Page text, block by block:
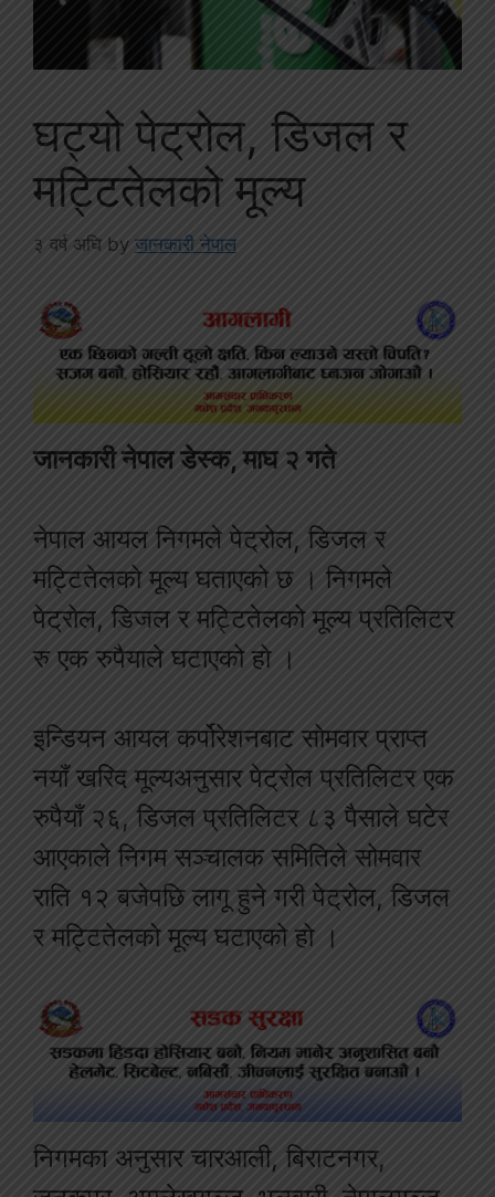
घट्यो पेट्रोल, डिजल र
मट्टितेलको मूल्य
३ वर्ष अघि by जानकारी नेपाल
जानकारी नेपाल डेस्क, माघ २ गते
नेपाल आयल निगमले पेट्रोल, डिजल र
मट्टितेलको मूल्य घताएको छ । निगमले
पेट्रोल, डिजल र मट्टितेलको मूल्य प्रतिलिटर
रु एक रुपैयाले घटाएको हो ।
इन्डियन आयल कर्पोरेशनबाट सोमवार प्राप्त
नयाँ खरिद मूल्यअनुसार पेट्रोल प्रतिलिटर एक
रुपैयाँ २६, डिजल प्रतिलिटर ८३ पैसाले घटेर
आएकाले निगम सञ्चालक समितिले सोमवार
राति १२ बजेपछि लागू हुने गरी पेट्रोल, डिजल
र मट्टितेलको मूल्य घटाएको हो ।
निगमका अनुसार चारआली, बिराटनगर,